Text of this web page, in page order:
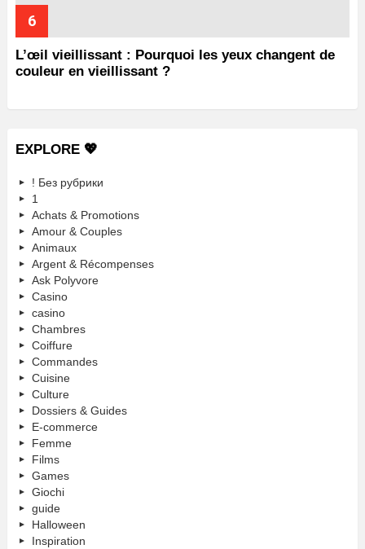
L’œil vieillissant : Pourquoi les yeux changent de
couleur en vieillissant ?
EXPLORE 💖
! Без рубрики
1
Achats & Promotions
Amour & Couples
Animaux
Argent & Récompenses
Ask Polyvore
Casino
casino
Chambres
Coiffure
Commandes
Cuisine
Culture
Dossiers & Guides
E-commerce
Femme
Films
Games
Giochi
guide
Halloween
Inspiration